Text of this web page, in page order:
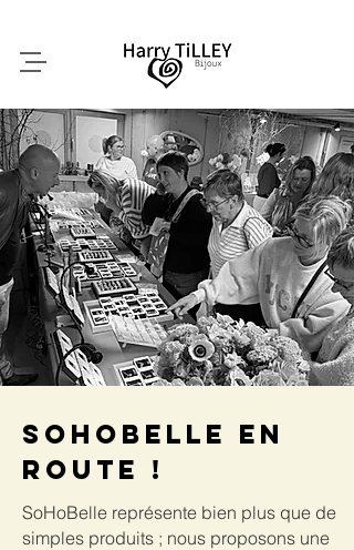
SoHobelle en
route !
SoHoBelle représente bien plus que de
simples produits ; nous proposons une